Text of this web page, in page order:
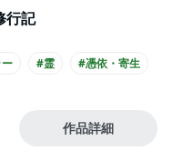
行記
#霊 #憑依・寄生
作品詳細